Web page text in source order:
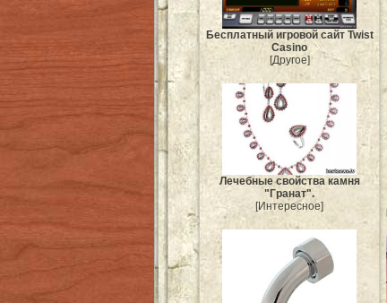
Бесплатный игровой сайт Twist
Casino
[Другое]
Лечебные свойства камня
"Гранат".
[Интересное]